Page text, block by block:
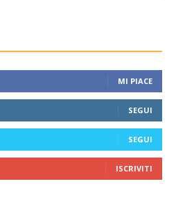
MI PIACE
SEGUI
SEGUI
ISCRIVITI